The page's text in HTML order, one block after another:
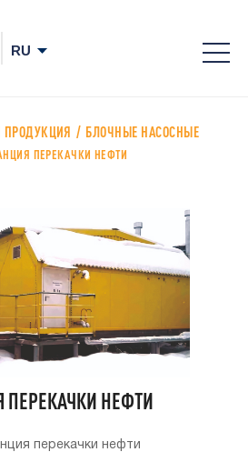
ПРОДУКЦИЯ
БЛОЧНЫЕ НАСОСНЫЕ
ПЕРЕКАЧКИ НЕФТИ
ПЕРЕКАЧКИ НЕФТИ
перекачки нефти